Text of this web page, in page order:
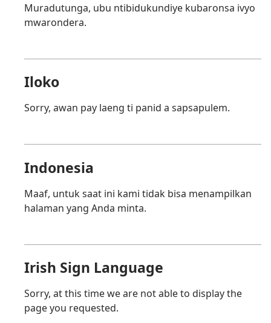
Muradutunga, ubu ntibidukundiye kubaronsa ivyo
mwarondera.
Iloko
Sorry, awan pay laeng ti panid a sapsapulem.
Indonesia
Maaf, untuk saat ini kami tidak bisa menampilkan
halaman yang Anda minta.
Irish Sign Language
Sorry, at this time we are not able to display the
page you requested.